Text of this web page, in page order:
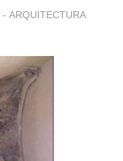
- ARQUITECTURA